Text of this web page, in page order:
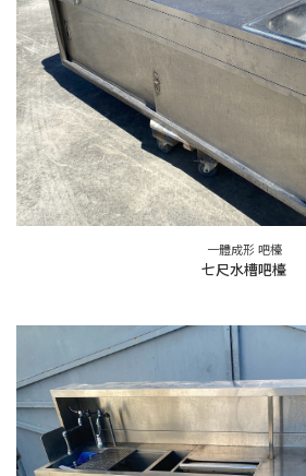
一體成形 吧檯
七尺水槽吧檯